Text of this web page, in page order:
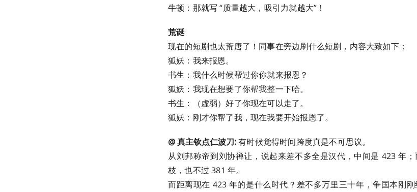
牛顿：那就写 “质量越大，吸引力就越大”！
荒诞
现在的短剧也太荒唐了！同事在旁边刷什么短剧，内容大致如下：
狐妖：我来报恩。
书生：我什么时候帮过你你就来报恩？
狐妖：我现在想要了你帮我整一下哈。
书生：（虚弱）好了你现在可以走了。
狐妖：刚才你帮了我，现在我要开始报恩了。
@ 真主钦点仁波刀:有时候觉得时间跨度真是不可思议。
从刘邦称帝到刘协禅让，说起来差不多全是汉代，中间是 423 年
枝，也不过 381 年。
而距离现在 423 年的是什么时代？差不多万里三十年，争国本刚